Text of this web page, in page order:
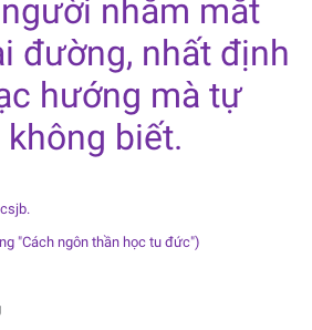
nhắm mắt
đường, nhất định
hướng mà tự
biết.
"Cách ngôn thần học tu đức")